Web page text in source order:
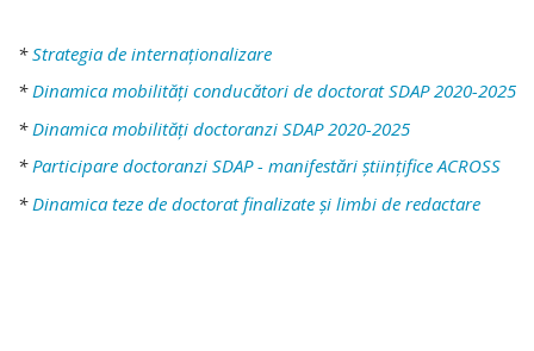
*Strategia de internaționalizare
*Dinamica mobilități conducători de doctorat SDAP 2020-2025
* Dinamica mobilități doctoranzi SDAP 2020-2025
*Participare doctoranzi SDAP - manifestări științifice ACROSS
* Dinamica teze de doctorat finalizate și limbi de redactare